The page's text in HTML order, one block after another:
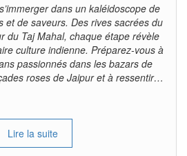
dans un kaléidoscope de
et de saveurs. Des rives sacrées du
du Taj Mahal, chaque étape révèle
culture indienne. Préparez-vous à
passionnés dans les bazars de
roses de Jaipur et à ressentir…
Lire la suite